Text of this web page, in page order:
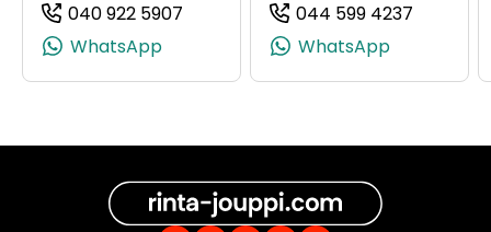
040 922 5907
(+358409225907, 0409225907,
WhatsApp
044 599 4237
WhatsApp